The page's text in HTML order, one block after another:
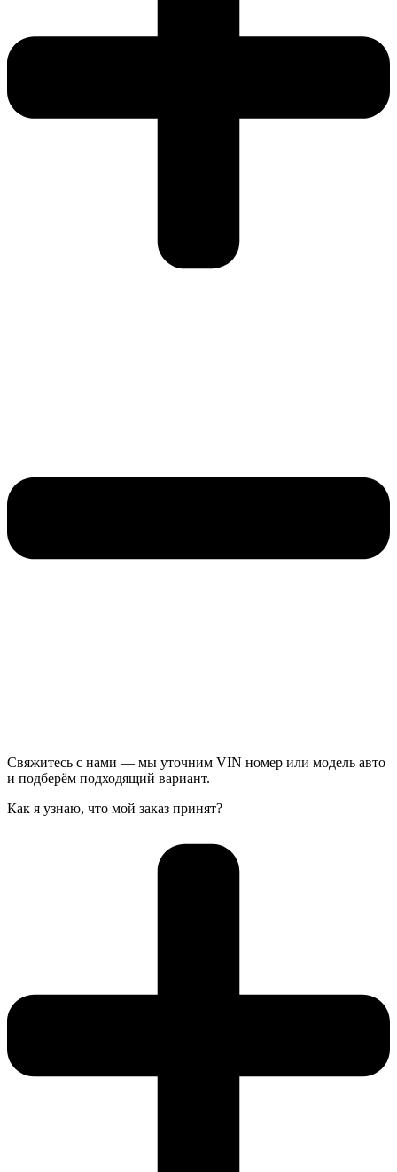
Свяжитесь с нами — мы уточним VIN номер или модель авто
и подберём подходящий вариант.
Как я узнаю, что мой заказ принят?